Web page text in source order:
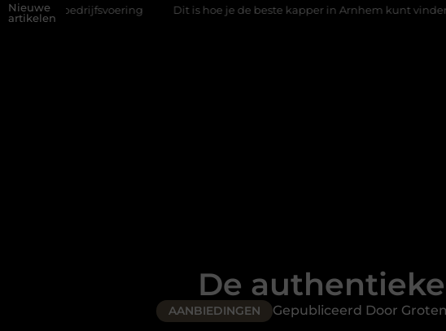
Nieuwe
artikelen
Dit is hoe je de beste kapper in Arnhem kunt vinden Elektrische
De
AANBIEDINGEN Gepubliceerd Door